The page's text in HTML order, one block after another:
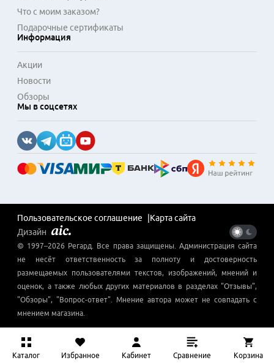
Каталог Избранное Кабинет Сравнение Корзина
Что с моим заказом?
Подарочные сертификаты
Информация
Акции
Новости
Обзоры
Мы в соцсетях
Пользовательское соглашение
Карта сайта
Дизайн
© 1997–2026 Регард . Все права защищены. Администрация сайта
не несёт ответственность за полноту и достоверность
размещаемых пользователями текстов, изображений, мнений и
оценок, а также любых других материалов в разделах "Отзывы",
"Обзоры", "Вопрос-ответ". Мнение автора может не совпадать с
мнением магазина.